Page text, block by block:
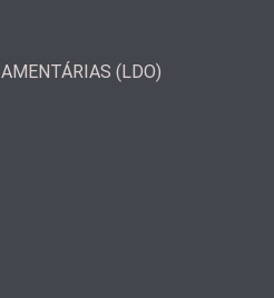
(LDO)